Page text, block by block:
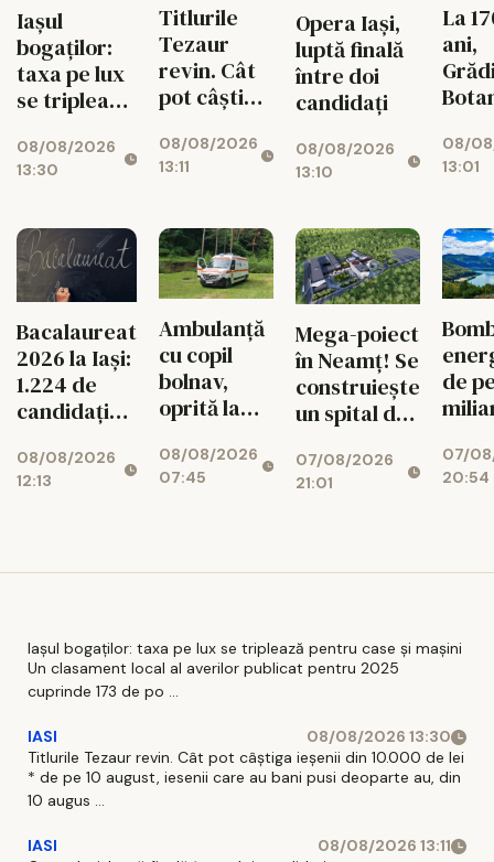
Iașul
bogaților:
taxa pe lux
se triplează
și mașini
08/08/2026
13:30
Titlurile
Tezaur
revin. Cât
pot câștiga
10.000 de
lei
08/08/2026
13:11
Opera Iași,
luptă finală
între doi
candidați
08/08/2026
13:10
La
ani,
08/
13:01
Bacalaureat
2026 la Iași:
1.224 de
candidați
examen
08/08/2026
12:13
Ambulanță
cu copil
bolnav,
oprită la
face
verificări
08/08/2026
07:45
Mega-poiect
în Neamț! Se
construiește
un spital de
miliarde de
lei, cu 469
07/08/2026
21:01
de
07/
20:54
Iașul bogaților: taxa pe lux se triplează pentru case și mașini
Un clasament local al averilor publicat pentru 2025
cuprinde 173 de po ...
IASI
08/08/2026 13:30
Titlurile Tezaur revin. Cât pot câștiga ieșenii din 10.000 de lei
* de pe 10 august, iesenii care au bani pusi deoparte au, din
10 augus ...
IASI
08/08/2026 13:11